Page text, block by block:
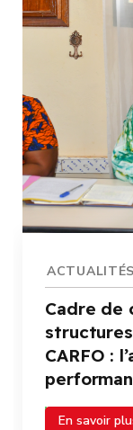
ACTUALITÉS
Cadre de
CARFO :
En savoir